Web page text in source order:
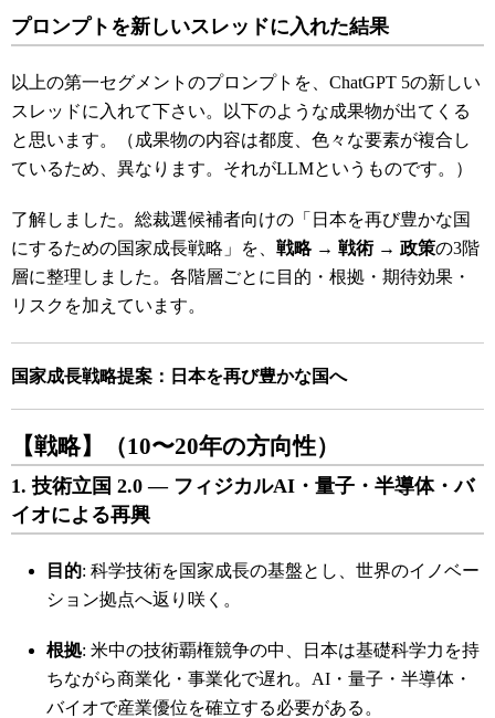
プロンプトを新しいスレッドに入れた結果
以上の第一セグメントのプロンプトを、ChatGPT 5の新しい
スレッドに入れて下さい。以下のような成果物が出てくる
と思います。（成果物の内容は都度、色々な要素が複合し
ているため、異なります。それがLLMというものです。）
了解しました。総裁選候補者向けの「日本を再び豊かな国
にするための国家成長戦略」を、 戦略 → 戦術 → 政策の3階
層に整理しました。各階層ごとに目的・根拠・期待効果・
リスクを加えています。
国家成長戦略提案：日本を再び豊かな国へ
【戦略】（10〜20年の方向性）
1. 技術立国 2.0 ― フィジカルAI・量子・半導体・バ
イオによる再興
目的: 科学技術を国家成長の基盤とし、世界のイノベー
ション拠点へ返り咲く。
根拠: 米中の技術覇権競争の中、日本は基礎科学力を持
ちながら商業化・事業化で遅れ。AI・量子・半導体・
バイオで産業優位を確立する必要がある。